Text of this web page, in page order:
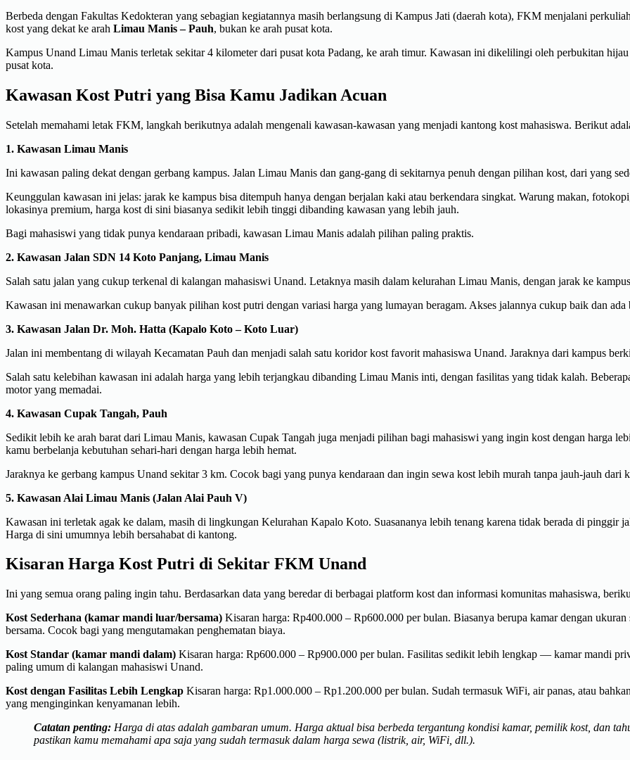
Berbeda dengan Fakultas Kedokteran yang sebagian kegiatannya masih berlangsung di Kampus Jati (daerah kota), FKM menjalani
kost yang dekat ke arah Limau Manis – Pauh, bukan ke arah pusat kota.
Kampus Unand Limau Manis terletak sekitar 4 kilometer dari pusat kota Padang, ke arah timur. Kawasan ini dikelilingi oleh perbukitan
pusat kota.
Kawasan Kost Putri yang Bisa Kamu Jadikan Acuan
Setelah memahami letak FKM, langkah berikutnya adalah mengenali kawasan-kawasan yang menjadi kantong kost mahasiswa. Berikut
1. Kawasan Limau Manis
Ini kawasan paling dekat dengan gerbang kampus. Jalan Limau Manis dan gang-gang di sekitarnya penuh dengan pilihan kost, dari yang
Keunggulan kawasan ini jelas: jarak ke kampus bisa ditempuh hanya dengan berjalan kaki atau berkendara singkat. Warung makan,
lokasinya premium, harga kost di sini biasanya sedikit lebih tinggi dibanding kawasan yang lebih jauh.
Bagi mahasiswi yang tidak punya kendaraan pribadi, kawasan Limau Manis adalah pilihan paling praktis.
2. Kawasan Jalan SDN 14 Koto Panjang, Limau Manis
Salah satu jalan yang cukup terkenal di kalangan mahasiswi Unand. Letaknya masih dalam kelurahan Limau Manis, dengan jarak ke
Kawasan ini menawarkan cukup banyak pilihan kost putri dengan variasi harga yang lumayan beragam. Akses jalannya cukup baik dan
3. Kawasan Jalan Dr. Moh. Hatta (Kapalo Koto – Koto Luar)
Jalan ini membentang di wilayah Kecamatan Pauh dan menjadi salah satu koridor kost favorit mahasiswa Unand. Jaraknya dari kampus
Salah satu kelebihan kawasan ini adalah harga yang lebih terjangkau dibanding Limau Manis inti, dengan fasilitas yang tidak kalah.
motor yang memadai.
4. Kawasan Cupak Tangah, Pauh
Sedikit lebih ke arah barat dari Limau Manis, kawasan Cupak Tangah juga menjadi pilihan bagi mahasiswi yang ingin kost dengan harga
kamu berbelanja kebutuhan sehari-hari dengan harga lebih hemat.
Jaraknya ke gerbang kampus Unand sekitar 3 km. Cocok bagi yang punya kendaraan dan ingin sewa kost lebih murah tanpa jauh-jauh dari
5. Kawasan Alai Limau Manis (Jalan Alai Pauh V)
Kawasan ini terletak agak ke dalam, masih di lingkungan Kelurahan Kapalo Koto. Suasananya lebih tenang karena tidak berada di pinggir
Harga di sini umumnya lebih bersahabat di kantong.
Kisaran Harga Kost Putri di Sekitar FKM Unand
Ini yang semua orang paling ingin tahu. Berdasarkan data yang beredar di berbagai platform kost dan informasi komunitas mahasiswa,
Kost Sederhana (kamar mandi luar/bersama) Kisaran harga: Rp400.000 – Rp600.000 per bulan. Biasanya berupa kamar dengan
bersama. Cocok bagi yang mengutamakan penghematan biaya.
Kost Standar (kamar mandi dalam) Kisaran harga: Rp600.000 – Rp900.000 per bulan. Fasilitas sedikit lebih lengkap — kamar mandi
paling umum di kalangan mahasiswi Unand.
Kost dengan Fasilitas Lebih Lengkap Kisaran harga: Rp1.000.000 – Rp1.200.000 per bulan. Sudah termasuk WiFi, air panas, atau
yang menginginkan kenyamanan lebih.
Catatan penting: Harga di atas adalah gambaran umum. Harga aktual bisa berbeda tergantung kondisi kamar, pemilik kost, dan
pastikan kamu memahami apa saja yang sudah termasuk dalam harga sewa (listrik, air, WiFi, dll.).